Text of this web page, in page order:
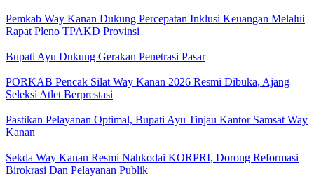
Pemkab Way Kanan Dukung Percepatan Inklusi Keuangan Melalui
Rapat Pleno TPAKD Provinsi
Bupati Ayu Dukung Gerakan Penetrasi Pasar
PORKAB Pencak Silat Way Kanan 2026 Resmi Dibuka, Ajang
Seleksi Atlet Berprestasi
Pastikan Pelayanan Optimal, Bupati Ayu Tinjau Kantor Samsat Way
Kanan
Sekda Way Kanan Resmi Nahkodai KORPRI, Dorong Reformasi
Birokrasi Dan Pelayanan Publik